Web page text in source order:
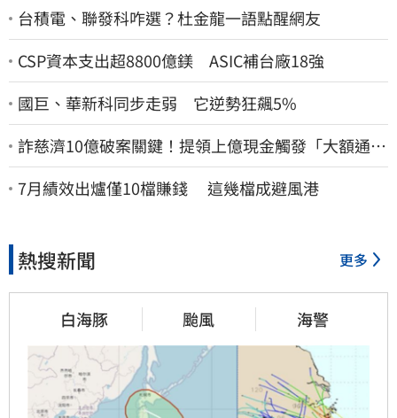
台積電、聯發科咋選？杜金龍一語點醒網友
CSP資本支出超8800億鎂 ASIC補台廠18強
國巨、華新科同步走弱 它逆勢狂飆5%
詐慈濟10億破案關鍵！提領上億現金觸發「大額通
報」神鬼律師遭擊落內幕
7月績效出爐僅10檔賺錢 這幾檔成避風港
熱搜新聞 更多
白海豚 颱風 海警